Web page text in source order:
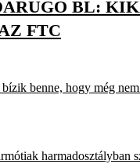
BL:
FTC
benne, hogy még
harmadosztályban